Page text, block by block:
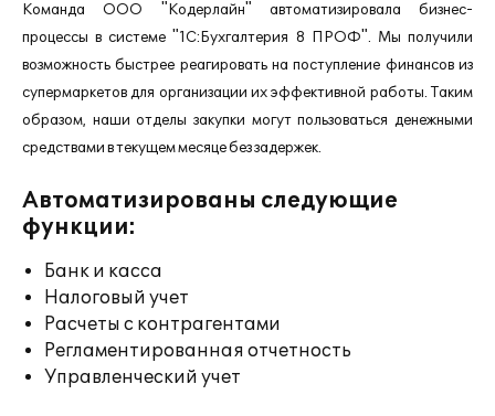
Команда ООО "Кодерлайн" автоматизировала бизнес-
процессы в системе "1С:Бухгалтерия 8 ПРОФ". Мы получили
возможность быстрее реагировать на поступление финансов из
супермаркетов для организации их эффективной работы. Таким
образом, наши отделы закупки могут пользоваться денежными
средствами в текущем месяце без задержек.
Автоматизированы следующие
функции:
Банк и касса
Налоговый учет
Расчеты с контрагентами
Регламентированная отчетность
Управленческий учет